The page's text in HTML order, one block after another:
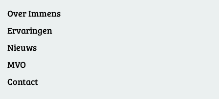
Over Immens
Ervaringen
Nieuws
MVO
Contact